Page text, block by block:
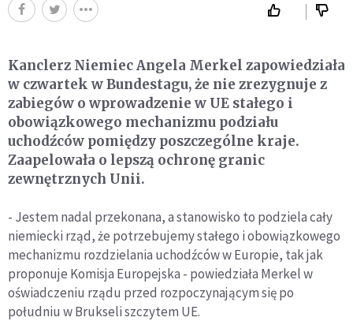
Kanclerz Niemiec Angela Merkel zapowiedziała
w czwartek w Bundestagu, że nie zrezygnuje z
zabiegów o wprowadzenie w UE stałego i
obowiązkowego mechanizmu podziału
uchodźców pomiędzy poszczególne kraje.
Zaapelowała o lepszą ochronę granic
zewnętrznych Unii.
- Jestem nadal przekonana, a stanowisko to podziela cały
niemiecki rząd, że potrzebujemy stałego i obowiązkowego
mechanizmu rozdzielania uchodźców w Europie, tak jak
proponuje Komisja Europejska - powiedziała Merkel w
oświadczeniu rządu przed rozpoczynającym się po
południu w Brukseli szczytem UE.